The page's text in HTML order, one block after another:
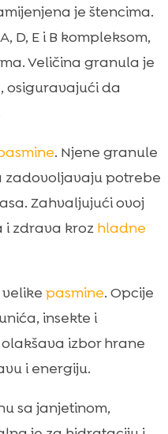
je štencima.
D, E i B kompleksom,
Veličina granula je
osiguravajući da
. Njene granule
zadovoljavaju potrebe
Zahvaljujući ovoj
i zdrava kroz hladne
pasmine. Opcije
insekte i
izbor hrane
i energiju.
sa janjetinom,